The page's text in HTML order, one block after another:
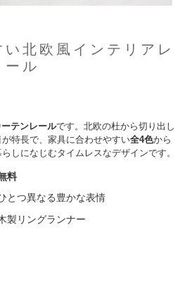
北欧風インテリアレ
ール
テンレールです。北欧の杜から切り出し
特長で、家具に合わせやすい全4色から
しになじむタイムレスなデザインです。
料
とつ異なる豊かな表情
製リングランナー